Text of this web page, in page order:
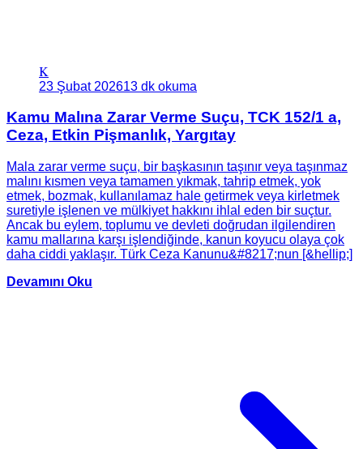
K
23 Şubat 202613 dk okuma
Kamu Malına Zarar Verme Suçu, TCK 152/1 a,
Ceza, Etkin Pişmanlık, Yargıtay
Mala zarar verme suçu, bir başkasının taşınır veya taşınmaz
malını kısmen veya tamamen yıkmak, tahrip etmek, yok
etmek, bozmak, kullanılamaz hale getirmek veya kirletmek
suretiyle işlenen ve mülkiyet hakkını ihlal eden bir suçtur.
Ancak bu eylem, toplumu ve devleti doğrudan ilgilendiren
kamu mallarına karşı işlendiğinde, kanun koyucu olaya çok
daha ciddi yaklaşır. Türk Ceza Kanunu&#8217;nun [&hellip;]
Devamını Oku